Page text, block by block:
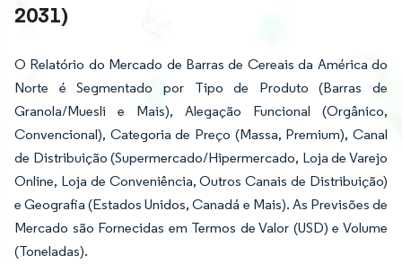
2031)
O Relatório do Mercado de Barras de Cereais da América do
Norte é Segmentado por Tipo de Produto (Barras de
Granola/Muesli e Mais), Alegação Funcional (Orgânico,
Convencional), Categoria de Preço (Massa, Premium), Canal
de Distribuição (Supermercado/Hipermercado, Loja de Varejo
Online, Loja de Conveniência, Outros Canais de Distribuição)
e Geografia (Estados Unidos, Canadá e Mais). As Previsões de
Mercado são Fornecidas em Termos de Valor (USD) e Volume
(Toneladas).